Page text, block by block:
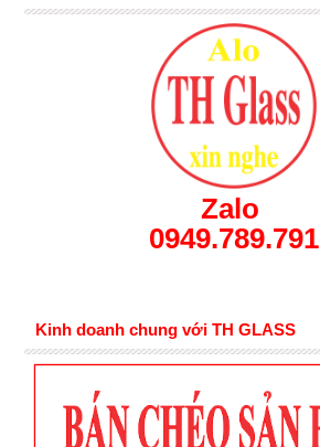
Zalo
0949.789.791
Kinh doanh chung với TH GLASS